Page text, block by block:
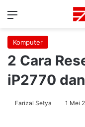
Menu
Komputer
2 Cara
iP2770
Farizal Setya 1 Mei